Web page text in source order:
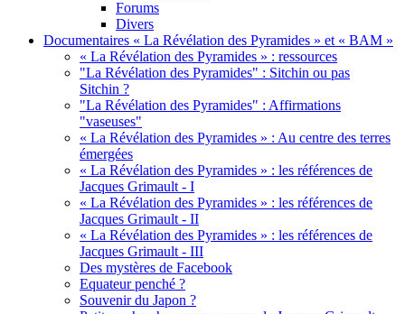
Forums
Divers
Documentaires « La Révélation des Pyramides » et « BAM »
« La Révélation des Pyramides » : ressources
"La Révélation des Pyramides" : Sitchin ou pas
Sitchin ?
"La Révélation des Pyramides" : Affirmations
"vaseuses"
« La Révélation des Pyramides » : Au centre des terres
émergées
« La Révélation des Pyramides » : les références de
Jacques Grimault - I
« La Révélation des Pyramides » : les références de
Jacques Grimault - II
« La Révélation des Pyramides » : les références de
Jacques Grimault - III
Des mystères de Facebook
Equateur penché ?
Souvenir du Japon ?